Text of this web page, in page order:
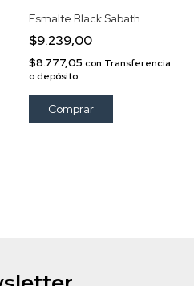
Esmalte Black Sabath
$9.239,00
$8.777,05 con Transferencia
o depósito